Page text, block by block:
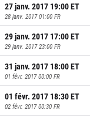
27 janv. 2017 19:00ET
28 janv. 2017 01:00 FR
29 janv. 2017 17:00ET
29 janv. 2017 23:00 FR
31 janv. 2017 18:00ET
01 févr. 2017 00:00 FR
01 févr. 2017 18:30ET
02 févr. 2017 00:30 FR